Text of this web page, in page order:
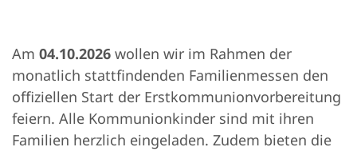
Am 04.10.2026 wollen wir im Rahmen der
monatlich stattfindenden Familienmessen den
offiziellen Start der Erstkommunionvorbereitung
feiern. Alle Kommunionkinder sind mit ihren
Familien herzlich eingeladen. Zudem bieten die